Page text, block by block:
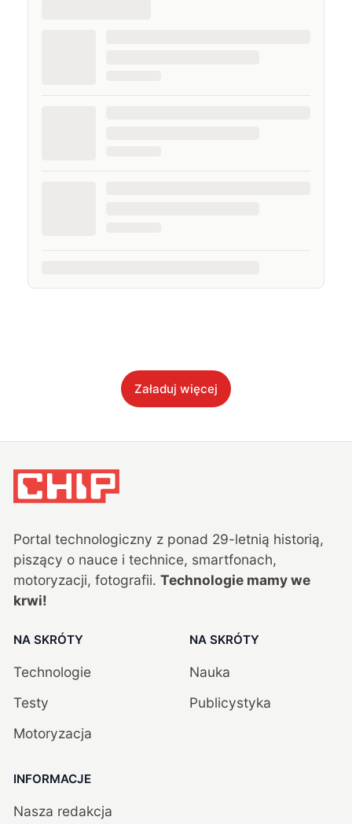
Załaduj więcej
Portal technologiczny z ponad 29-letnią historią,
piszący o nauce i technice, smartfonach,
motoryzacji, fotografii. Technologie mamy we
krwi!
NA SKRÓTY
Technologie
Testy
Motoryzacja
NA SKRÓTY
Nauka
Publicystyka
INFORMACJE
Nasza redakcja